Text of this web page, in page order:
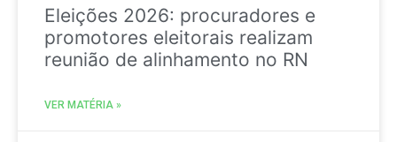
Eleições 2026: procuradores e
promotores eleitorais realizam
reunião de alinhamento no RN
VER MATÉRIA »